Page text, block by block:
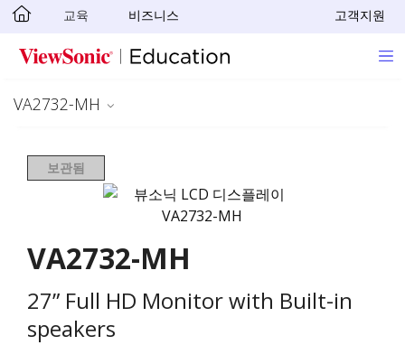
Skip to main content
교육 비즈니스 고객지원
VA2732-MH
보관됨
VA2732-MH
27” Full HD Monitor with Built-in
speakers